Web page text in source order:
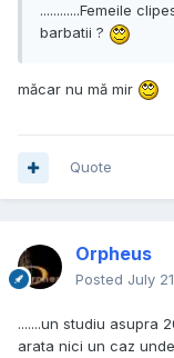
............Femeile
barbatii ?
măcar nu mă mir
Quote
Orpheus
Posted July
.......un studiu asupra
arata nici un caz